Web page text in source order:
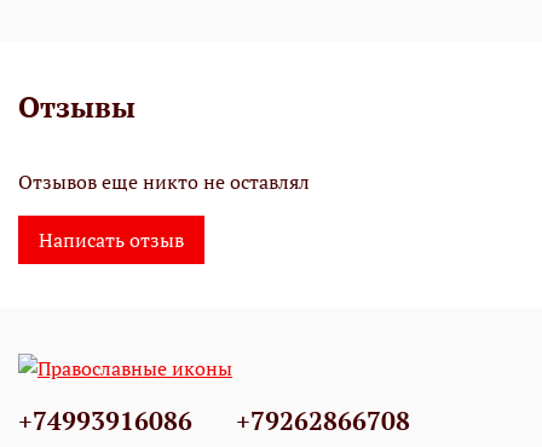
Отзывы
Отзывов еще никто не оставлял
Написать отзыв
+74993916086 +79262866708